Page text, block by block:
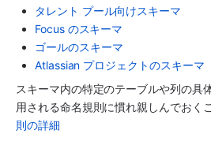
タレント プール向けスキーマ
Focus のスキーマ
ゴールのスキーマ
Atlassian プロジェクトのスキーマ
スキーマ内の特定のテーブルや列の具
用される命名規則に慣れ親しんでおく
則の詳細